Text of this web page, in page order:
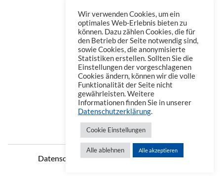
Phone: +423 235 0660
Telefax: +423 235 0669
Mail: office@vienna-life.li
Datenschutzerklärung Impressum
Wir verwenden Cookies, um ein
optimales Web-Erlebnis bieten zu
können. Dazu zählen Cookies, die für
den Betrieb der Seite notwendig sind,
sowie Cookies, die anonymisierte
Statistiken erstellen. Sollten Sie die
Einstellungen der vorgeschlagenen
Cookies ändern, können wir die volle
Funktionalität der Seite nicht
gewährleisten. Weitere
Informationen finden Sie in unserer
Datenschutzerklärung.
Cookie Einstellungen
Alle ablehnen Alle akzeptieren